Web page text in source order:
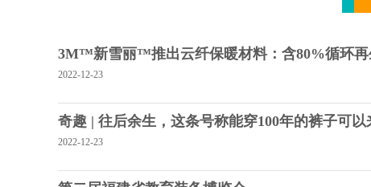
3M™新雪丽™推出云纤保暖材料：含80%循环再
2022-12-23
奇趣 | 往后余生，这条号称能穿100年的裤子可以
2022-12-23